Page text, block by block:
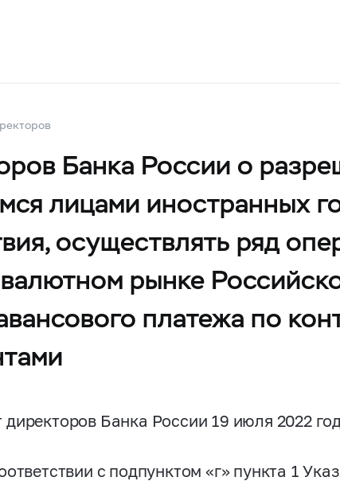
Банка России о
лицами иностранных
осуществлять ряд
рынке
платежа по
директоров Банка России 19 июля 2022
с подпунктом «г» пункта 1